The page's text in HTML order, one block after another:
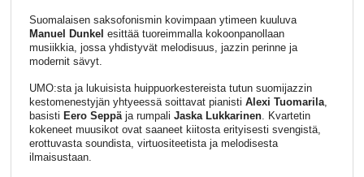
Suomalaisen saksofonismin kovimpaan ytimeen kuuluva
Manuel Dunkel esittää tuoreimmalla kokoonpanollaan
musiikkia, jossa yhdistyvät melodisuus, jazzin perinne ja
modernit sävyt.
UMO:sta ja lukuisista huippuorkestereista tutun suomijazzin
kestomenestyjän yhtyeessä soittavat pianisti Alexi Tuomarila,
basisti Eero Seppäja rumpali Jaska Lukkarinen. Kvartetin
kokeneet muusikot ovat saaneet kiitosta erityisesti svengistä,
erottuvasta soundista, virtuositeetista ja melodisesta
ilmaisustaan.